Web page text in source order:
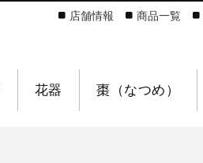
花器 棗（なつめ）
店舗情報 商品一覧